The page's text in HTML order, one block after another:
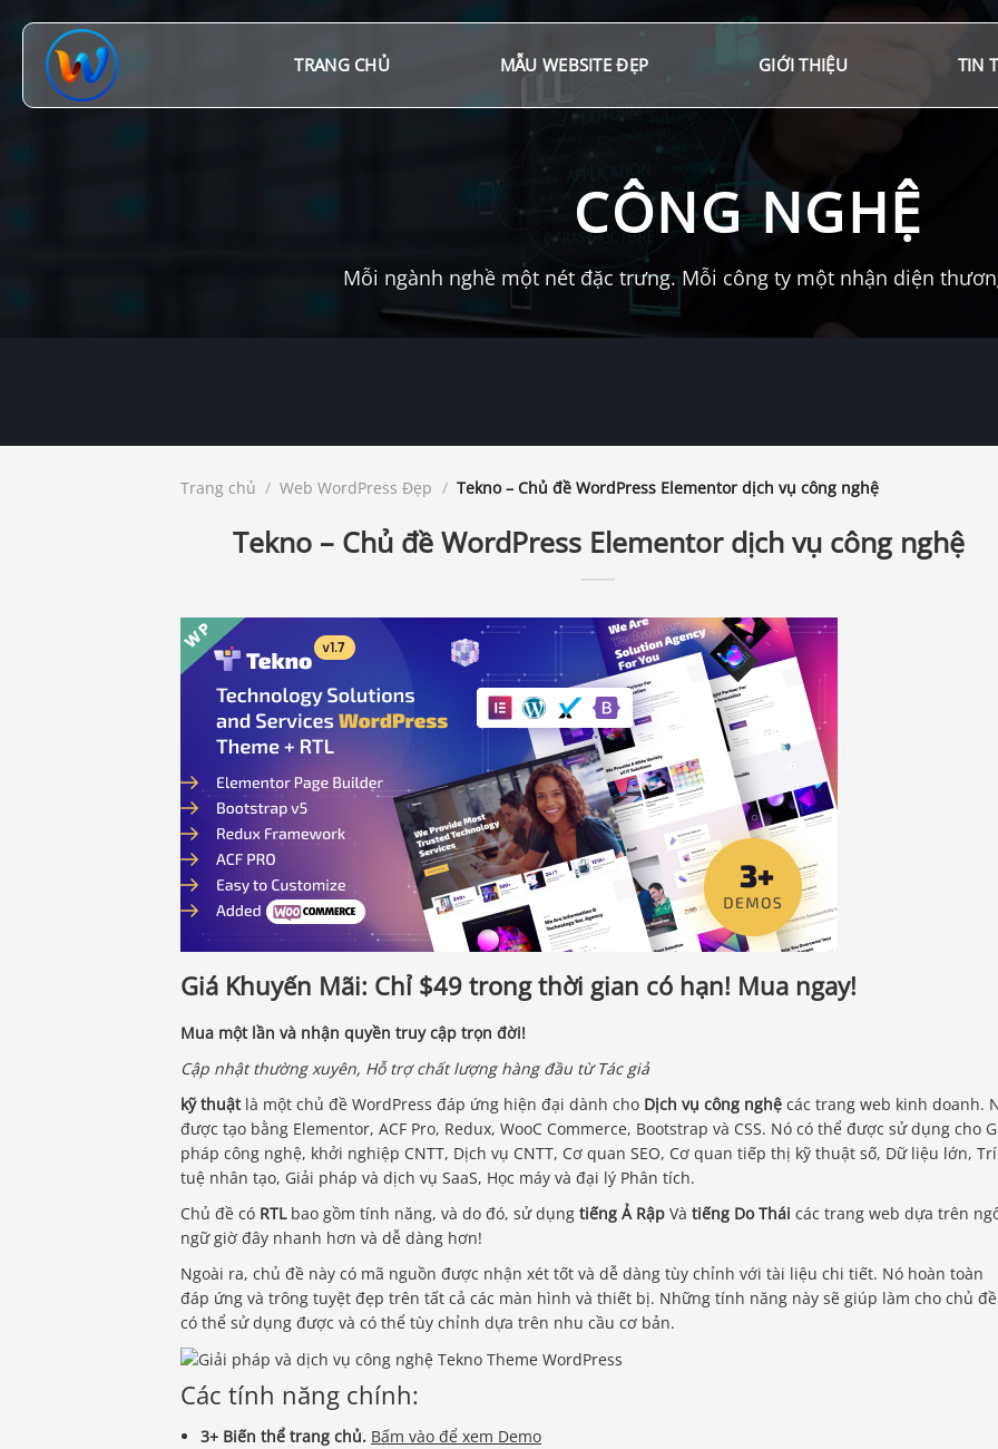
đến
TRANG CHỦ MẪU WEBSITE ĐẸP GIỚI THIỆU TIN
CÔNG NGHỆ
Mỗi ngành nghề một nét đặc trưng. Mỗi công ty một nhận diện
Trang chủ / Web WordPress Đẹp / Tekno – Chủ đề WordPress Elementor dịch vụ công nghệ
Tekno – Chủ đề WordPress Elementor dịch vụ công nghệ
Giá Khuyến Mãi: Chỉ $49trong thời gian có hạn! Mua ngay!
Mua một lần và nhận quyền truy cập trọn đời!
Cập nhật thường xuyên, Hỗ trợ chất lượng hàng đầu từ Tác giả
kỹ thuậtlà một chủ đề WordPress đáp ứng hiện đại dành cho Dịch vụ công nghệ các trang web kinh doanh.
được tạo bằng Elementor, ACF Pro, Redux, WooC Commerce, Bootstrap và CSS. Nó có thể được sử dụng cho
pháp công nghệ, khởi nghiệp CNTT, Dịch vụ CNTT, Cơ quan SEO, Cơ quan tiếp thị kỹ thuật số, Dữ liệu lớn, Trí
tuệ nhân tạo, Giải pháp và dịch vụ SaaS, Học máy và đại lý Phân tích.
Chủ đề có RTLbao gồm tính năng, và do đó, sử dụng tiếng Ả Rập Và tiếng Do Thái các trang web dựa trên
ngữ giờ đây nhanh hơn và dễ dàng hơn!
Ngoài ra, chủ đề này có mã nguồn được nhận xét tốt và dễ dàng tùy chỉnh với tài liệu chi tiết. Nó hoàn toàn
đáp ứng và trông tuyệt đẹp trên tất cả các màn hình và thiết bị. Những tính năng này sẽ giúp làm cho chủ đề
có thể sử dụng được và có thể tùy chỉnh dựa trên nhu cầu cơ bản.
Các tính năng chính:
3+ Biến thể trang chủ. Bấm vào để xem Demo